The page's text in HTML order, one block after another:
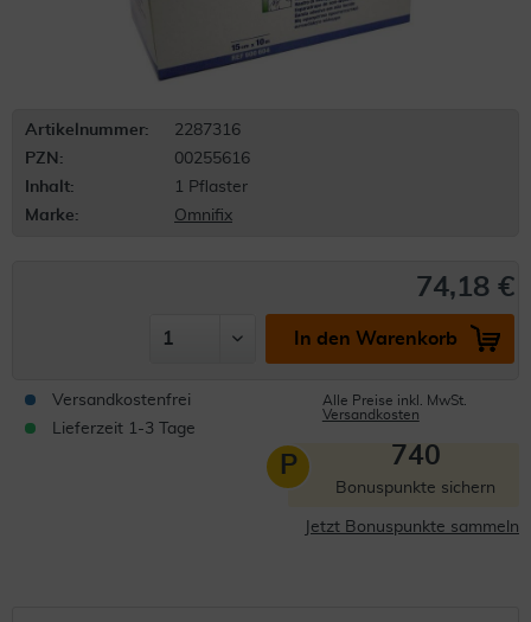
Artikelnummer:
2287316
PZN:
00255616
Inhalt:
1 Pflaster
Marke:
Omnifix
74,18 €
In den Warenkorb
Versandkostenfrei
Lieferzeit 1-3 Tage
Alle Preise inkl. MwSt.
Versandkosten
P 740
Bonuspunkte sichern
Jetzt Bonuspunkte sammeln